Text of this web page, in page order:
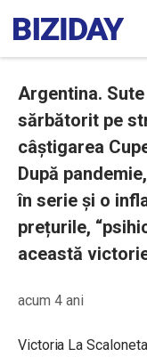
Argentina.
sărbătorit pe
câștigarea
După
în serie și o
prețurile,
această
acum 4 ani
Victoria La